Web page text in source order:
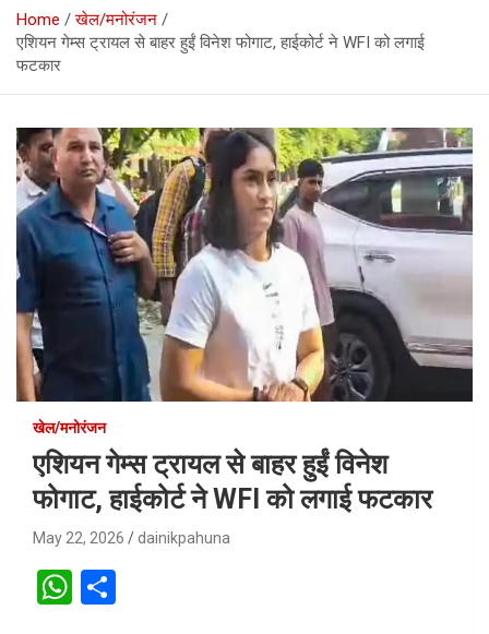
Home
खेल/मनोरंजन
एशियन गेम्स ट्रायल से बाहर हुईं विनेश फोगाट, हाईकोर्ट ने WFI को लगाई
फटकार
खेल/मनोरंजन
एशियन गेम्स ट्रायल से बाहर हुईं विनेश
फोगाट, हाईकोर्ट ने WFI को लगाई फटकार
May 22, 2026 dainikpahuna
W